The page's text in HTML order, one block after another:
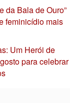
da Bala de Ouro”
feminicídio mais
Um Herói de
para celebrar